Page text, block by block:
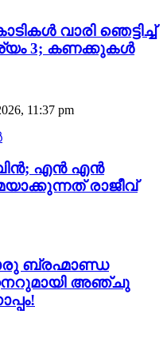
വാരി ഞെട്ടിച്ച്
3; കണക്കുകൾ
11:37 pm
എന്‍ എന്‍
രാജീവ്‌
ബ്രഹ്മാണ്ഡ
അഞ്ചു